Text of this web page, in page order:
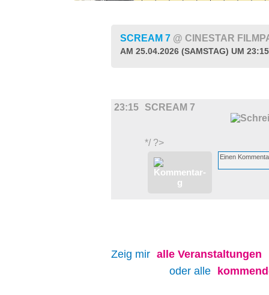
SCREAM 7 @ CINESTAR
AM 25.04.2026 (SAMSTAG) UM
23:15 SCREAM 7
*/ ?>
Zeig mir alle Veranstaltungen
oder alle